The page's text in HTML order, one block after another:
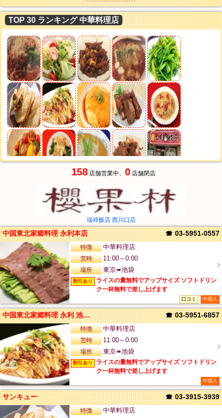
TOP 30 ランキング 中華料理店
158 店舗営業中、 0 店舗閉店
瑞祥飯店 西川口店
中国東北家郷料理 永利本店 ☎ 03-5951-0557
特徴
中華料理店
営時
11:00～0:00
場所
東京➠池袋
割引あり
ライスの量無料でアップサイズ ソフトドリン
ク一杯無料で差し上げます
中国人
口コミ
中国東北家郷料理 永利 池袋西口店 ☎ 03-5951-6857
特徴
中華料理店
営時
11:00～0:00
場所
東京➠池袋
割引あり
ライスの量無料でアップサイズ ソフトドリン
ク一杯無料で差し上げます
中国人
サンキュー ☎ 03-3915-3939
特徴
中華料理店